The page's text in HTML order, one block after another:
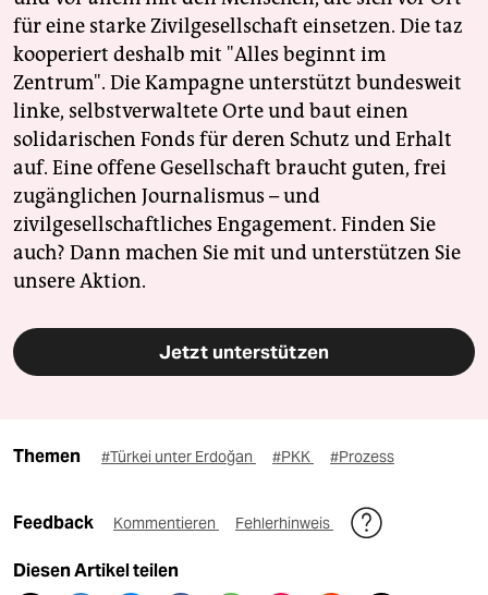
für eine starke Zivilgesellschaft einsetzen. Die taz
kooperiert deshalb mit "Alles beginnt im
Zentrum". Die Kampagne unterstützt bundesweit
linke, selbstverwaltete Orte und baut einen
solidarischen Fonds für deren Schutz und Erhalt
auf. Eine offene Gesellschaft braucht guten, frei
zugänglichen Journalismus – und
zivilgesellschaftliches Engagement. Finden Sie
auch? Dann machen Sie mit und unterstützen Sie
unsere Aktion.
Jetzt unterstützen
Themen #Türkei unter Erdoğan #PKK #Prozess
Feedback Kommentieren Fehlerhinweis
Diesen Artikel teilen